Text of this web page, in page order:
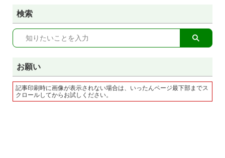
検索
お願い
記事印刷時に画像が表示されない場合は、いったんページ最下部までス
クロールしてからお試しください。